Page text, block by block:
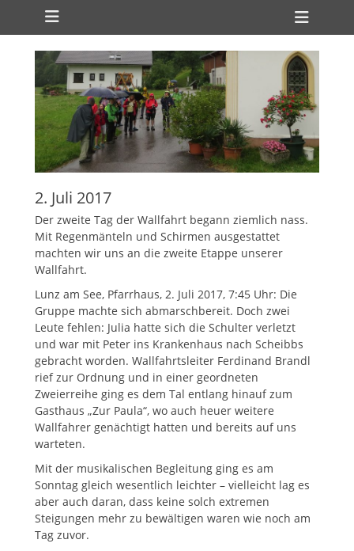
Primäres Menü
Zum
Inhalt
2. Juli 2017
Der zweite Tag der Wallfahrt begann ziemlich nass.
Mit Regenmänteln und Schirmen ausgestattet
machten wir uns an die zweite Etappe unserer
Wallfahrt.
Lunz am See, Pfarrhaus, 2. Juli 2017, 7:45 Uhr: Die
Gruppe machte sich abmarschbereit. Doch zwei
Leute fehlen: Julia hatte sich die Schulter verletzt
und war mit Peter ins Krankenhaus nach Scheibbs
gebracht worden. Wallfahrtsleiter Ferdinand Brandl
rief zur Ordnung und in einer geordneten
Zweierreihe ging es dem Tal entlang hinauf zum
Gasthaus „Zur Paula“, wo auch heuer weitere
Wallfahrer genächtigt hatten und bereits auf uns
warteten.
Mit der musikalischen Begleitung ging es am
Sonntag gleich wesentlich leichter – vielleicht lag es
aber auch daran, dass keine solch extremen
Steigungen mehr zu bewältigen waren wie noch am
Tag zuvor.